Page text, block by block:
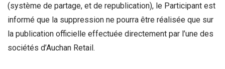
(système de partage, et de republication), le Participant est
informé que la suppression ne pourra être réalisée que sur
la publication officielle effectuée directement par l’une des
sociétés d’Auchan Retail.